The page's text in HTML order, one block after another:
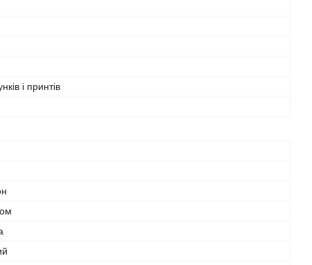
і принтів